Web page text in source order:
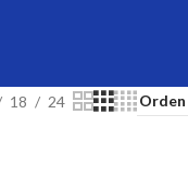
18 24